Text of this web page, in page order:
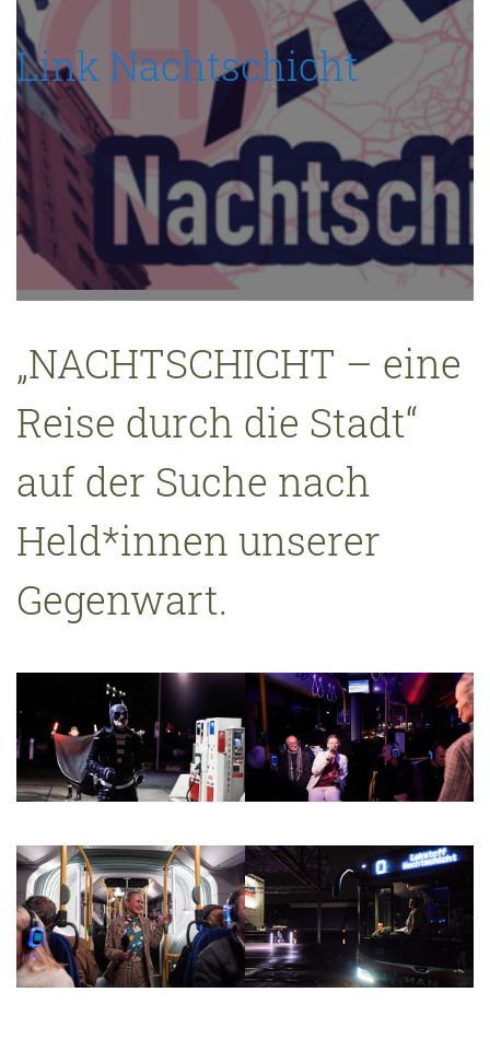
Link Nachtschicht
„NACHTSCHICHT – eine
Reise durch die Stadt“
auf der Suche nach
Held*innen unserer
Gegenwart.